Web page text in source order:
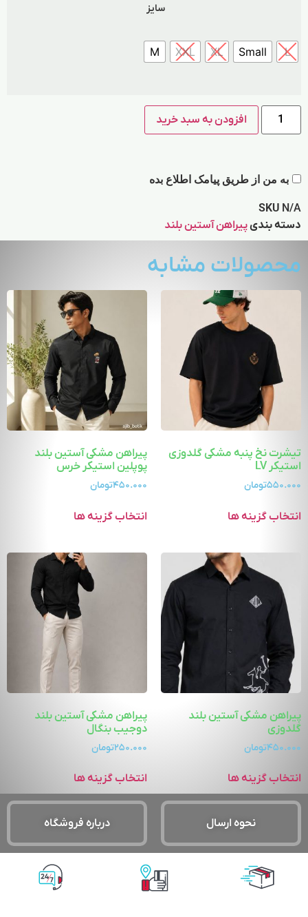
سایز
L
Small
XL
XXL
M
افزودن به سبد خرید
به من از طریق پیامک اطلاع بده
SKU N/A
دسته بندیپیراهن آستین بلند
محصولات مشابه
تیشرت نخ پنبه مشکی گلدوزی
استیکر LV
۵۵۰.۰۰۰تومان
انتخاب گزینه ها
پیراهن مشکی آستین بلند
پوپلین استیکر خرس
۴۵۰.۰۰۰تومان
انتخاب گزینه ها
پیراهن مشکی آستین بلند
گلدوزی
۴۵۰.۰۰۰تومان
انتخاب گزینه ها
پیراهن مشکی آستین بلند
دوجیب بنگال
۲۵۰.۰۰۰تومان
انتخاب گزینه ها
نحوه ارسال درباره فروشگاه